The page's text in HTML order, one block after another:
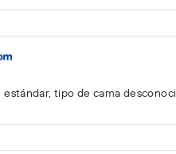
estándar, tipo de cama